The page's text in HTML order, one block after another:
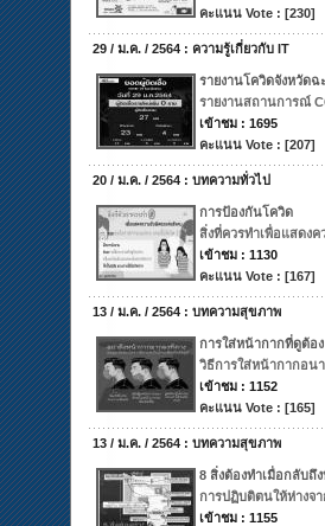
คะแนน Vote : [230]
29 / ม.ค. / 2564 : ความรู้เกี่ยวกับ IT
รายงานโควิดจังหวัดฉ
รายงานสถานการณ์
เข้าชม : 1695
คะแนน Vote : [207]
20 / ม.ค. / 2564 : บทความทั่วไป
การป้องกันโควิด
สิ่งที่ควรทำเพื่อแสดง
เข้าชม : 1130
คะแนน Vote : [167]
13 / ม.ค. / 2564 : บทความสุขภาพ
การใส่หน้ากากที่ดูต้อง
วิธีการใส่หน้ากากอน
เข้าชม : 1152
คะแนน Vote : [165]
13 / ม.ค. / 2564 : บทความสุขภาพ
8 สิ่งต้องทำเมื่อกลับถึ
การปฏิบติตนให้ห่างจา
เข้าชม : 1155